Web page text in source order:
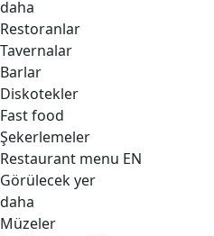
daha
Restoranlar
Tavernalar
Barlar
Diskotekler
Fast food
Şekerlemeler
Restaurant menu EN
Görülecek yer
daha
Müzeler